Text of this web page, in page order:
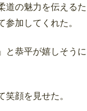
道の魅力を伝えるた
加してくれた。
と恭平が嬉しそうに
顔を見せた。